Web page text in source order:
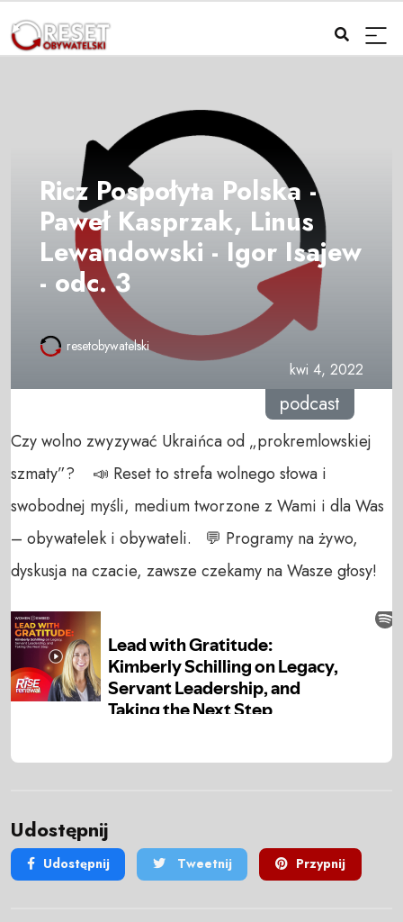
Ricz Pospołyta Polska -
Paweł Kasprzak, Linus
Lewandowski - Igor Isajew
- odc. 3
resetobywatelski
kwi 4, 2022
podcast
Czy wolno zwyzywać Ukraińca od „prokremlowskiej
szmaty”? 📣 Reset to strefa wolnego słowa i
swobodnej myśli, medium tworzone z Wami i dla Was
– obywatelek i obywateli. 💬 Programy na żywo,
dyskusja na czacie, zawsze czekamy na Wasze głosy!
Udostępnij
Udostępnij Tweetnij Przypnij